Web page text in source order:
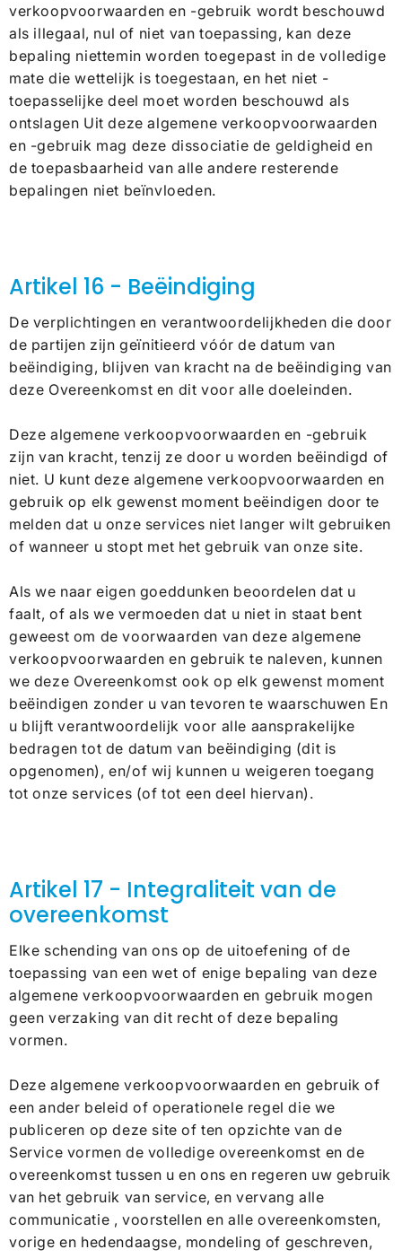
verkoopvoorwaarden en -gebruik wordt beschouwd
als illegaal, nul of niet van toepassing, kan deze
bepaling niettemin worden toegepast in de volledige
mate die wettelijk is toegestaan, en het niet -
toepasselijke deel moet worden beschouwd als
ontslagen Uit deze algemene verkoopvoorwaarden
en -gebruik mag deze dissociatie de geldigheid en
de toepasbaarheid van alle andere resterende
bepalingen niet beïnvloeden.
Artikel 16 - Beëindiging
De verplichtingen en verantwoordelijkheden die door
de partijen zijn geïnitieerd vóór de datum van
beëindiging, blijven van kracht na de beëindiging van
deze Overeenkomst en dit voor alle doeleinden.
Deze algemene verkoopvoorwaarden en -gebruik
zijn van kracht, tenzij ze door u worden beëindigd of
niet. U kunt deze algemene verkoopvoorwaarden en
gebruik op elk gewenst moment beëindigen door te
melden dat u onze services niet langer wilt gebruiken
of wanneer u stopt met het gebruik van onze site.
Als we naar eigen goeddunken beoordelen dat u
faalt, of als we vermoeden dat u niet in staat bent
geweest om de voorwaarden van deze algemene
verkoopvoorwaarden en gebruik te naleven, kunnen
we deze Overeenkomst ook op elk gewenst moment
beëindigen zonder u van tevoren te waarschuwen En
u blijft verantwoordelijk voor alle aansprakelijke
bedragen tot de datum van beëindiging (dit is
opgenomen), en/of wij kunnen u weigeren toegang
tot onze services (of tot een deel hiervan).
Artikel 17 - Integraliteit van de
overeenkomst
Elke schending van ons op de uitoefening of de
toepassing van een wet of enige bepaling van deze
algemene verkoopvoorwaarden en gebruik mogen
geen verzaking van dit recht of deze bepaling
vormen.
Deze algemene verkoopvoorwaarden en gebruik of
een ander beleid of operationele regel die we
publiceren op deze site of ten opzichte van de
Service vormen de volledige overeenkomst en de
overeenkomst tussen u en ons en regeren uw gebruik
van het gebruik van service, en vervang alle
communicatie , voorstellen en alle overeenkomsten,
vorige en hedendaagse, mondeling of geschreven,